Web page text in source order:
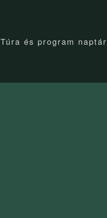
Túra és program naptár